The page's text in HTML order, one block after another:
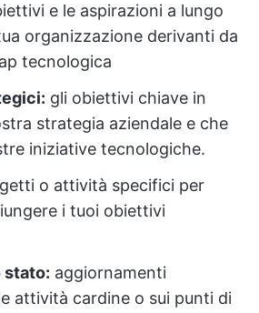
e le aspirazioni a lungo
organizzazione derivanti da
tecnologica
gli obiettivi chiave in
strategia aziendale e che
iniziative tecnologiche.
o attività specifici per
i tuoi obiettivi
stato: aggiornamenti
attività cardine o sui punti di